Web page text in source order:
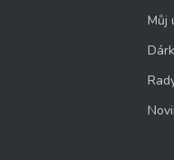
Můj